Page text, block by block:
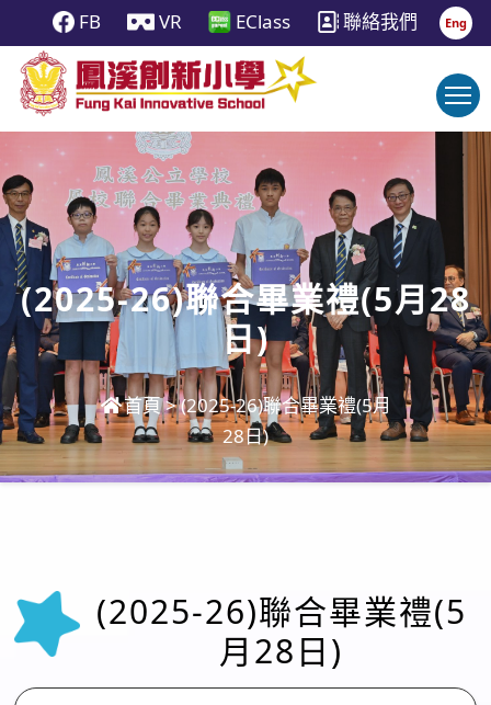
FB VR EClass 聯絡我們 Eng
(2025-26)聯合畢業禮(5月28
日)
首頁>(2025-26)聯合畢業禮(5月
28日)
(2025-26)聯合畢業禮(5
月28日)